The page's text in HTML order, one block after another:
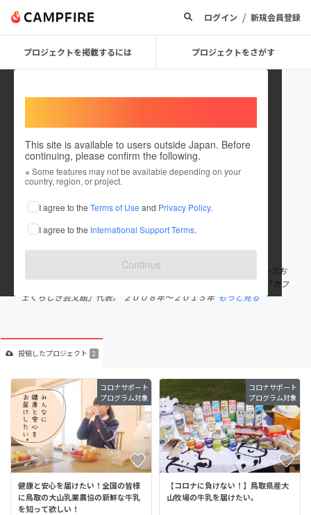
ログイン / 新規会員登録
プロジェクトを掲載するには プロジェクトをさがす
This site is available to users outside Japan. Before
continuing, please confirm the following.
※ Some features may not be available depending on your
country, region, or project.
I agree to the Terms of Use and Privacy Policy.
I agree to the International Support Terms.
Continue
zensuke12
これまでに2件のプロジェクトを投稿しています
在住国：日本 現在地：岡山県
出身国：日本 出身地：岡山県
岡山県倉敷市にある、まちの牛乳屋さん「有限会社倉敷ミルクフーズお
だ」主任。 倉敷市芸文館に併設した赤レンガとアイビーのカフェ「カフ
ェくらしき芸文館」代表。 ２００８年～２０１５年 もっと見る
投稿したプロジェクト 2
コロナサポート
プログラム対象
健康と安心を届けたい！全国の皆様
に鳥取の大山乳業農協の新鮮な牛乳
を知って欲しい！
コロナサポート
プログラム対象
【コロナに負けない！】鳥取県産大
山牧場の牛乳を届けたい。